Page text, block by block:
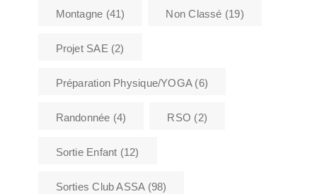
Montagne (41) Non Classé (19)
Projet SAE (2)
Préparation Physique/YOGA(6)
Randonnée (4) RSO (2)
Sortie Enfant (12)
Sorties Club ASSA(98)